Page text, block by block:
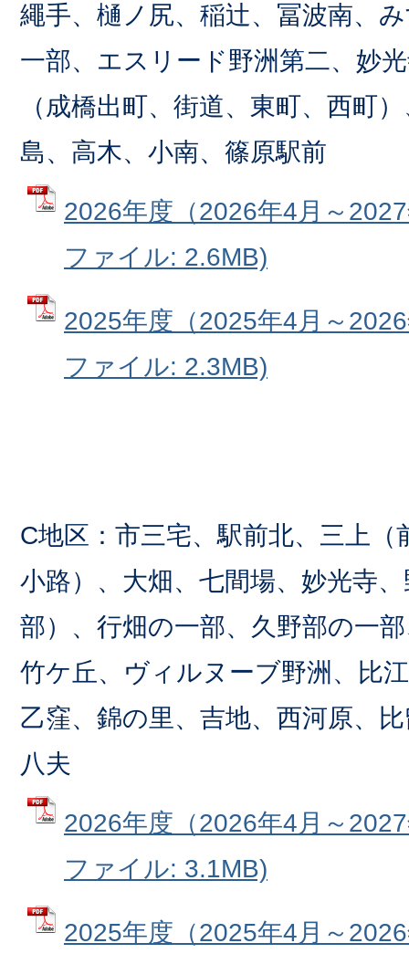
繩手、樋ノ尻、稲辻、冨波南、
一部、エスリード野洲第二、妙
（成橋出町、街道、東町、西町
島、高木、小南、篠原駅前
2026年度（2026年4月～
ファイル: 2.6MB)
2025年度（2025年4月～
ファイル: 2.3MB)
C地区：市三宅、駅前北、三上（
小路）、大畑、七間場、妙光寺
部）、行畑の一部、久野部の一
竹ケ丘、ヴィルヌーブ野洲、比
乙窪、錦の里、吉地、西河原、
八夫
2026年度（2026年4月～
ファイル: 3.1MB)
2025年度（2025年4月～